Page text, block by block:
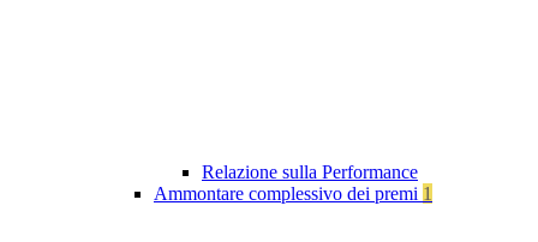
Relazione sulla Performance
Ammontare complessivo dei premi 1